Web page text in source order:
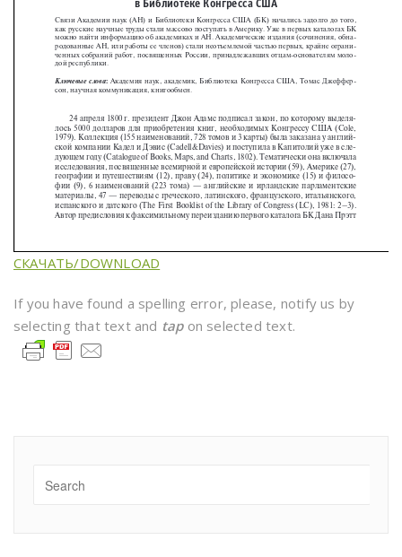
СКАЧАТЬ/DOWNLOAD
If you have found a spelling error, please, notify us by
selecting that text and tapon selected text.